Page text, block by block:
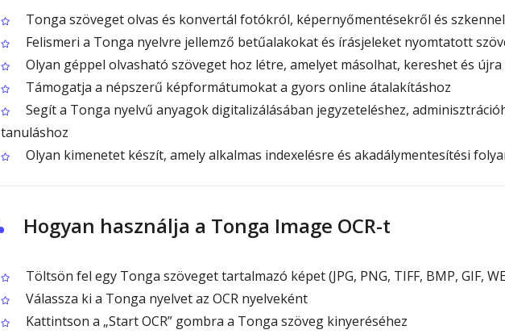
Tonga szöveget olvas és konvertál fotókról, képernyőmentésekről és
Felismeri a Tonga nyelvre jellemző betűalakokat és írásjeleket nyomtatott
Olyan géppel olvasható szöveget hoz létre, amelyet másolhat, kereshet és
Támogatja a népszerű képformátumokat a gyors online átalakításhoz
Segít a Tonga nyelvű anyagok digitalizálásában jegyzeteléshez,
tanuláshoz
Olyan kimenetet készít, amely alkalmas indexelésre és akadálymentesítési
Hogyan használja a Tonga Image OCR-t
Töltsön fel egy Tonga szöveget tartalmazó képet (JPG, PNG, TIFF, BMP, GIF,
Válassza ki a Tonga nyelvet az OCR nyelveként
Kattintson a „Start OCR” gombra a Tonga szöveg kinyeréséhez